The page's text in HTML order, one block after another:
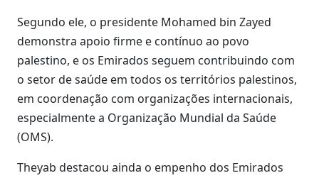
Segundo ele, o presidente Mohamed bin Zayed
demonstra apoio firme e contínuo ao povo
palestino, e os Emirados seguem contribuindo com
o setor de saúde em todos os territórios palestinos,
em coordenação com organizações internacionais,
especialmente a Organização Mundial da Saúde
(OMS).
Theyab destacou ainda o empenho dos Emirados